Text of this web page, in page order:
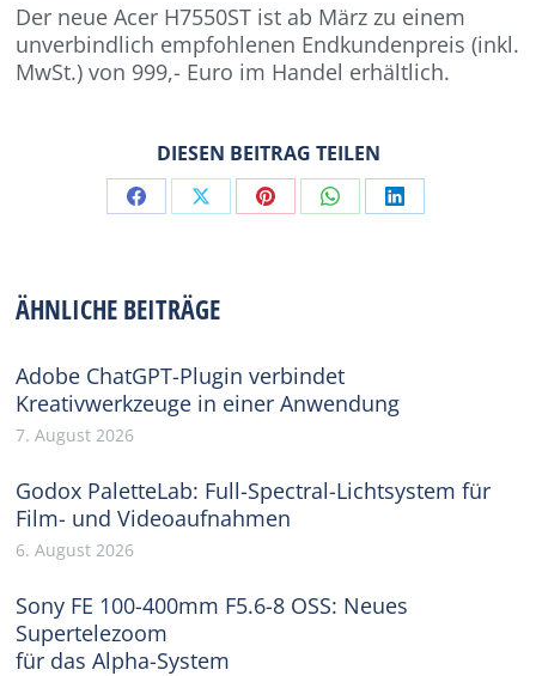
Der neue Acer H7550ST ist ab März zu einem
unverbindlich empfohlenen Endkundenpreis (inkl.
MwSt.) von 999,- Euro im Handel erhältlich.
DIESEN BEITRAG TEILEN
Share Share Share Share Share
ÄHNLICHE BEITRÄGE
Adobe ChatGPT-Plugin verbindet
Kreativwerkzeuge in einer Anwendung
7. August 2026
Godox PaletteLab: Full-Spectral-Lichtsystem für
Film- und Videoaufnahmen
6. August 2026
Sony FE 100-400mm F5.6-8 OSS: Neues
Supertelezoom
für das Alpha-System